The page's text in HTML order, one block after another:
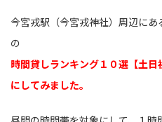
今宮戎駅（今宮戎神社）周辺にあ
の
時間貸しランキング１０選【土
にしてみました。